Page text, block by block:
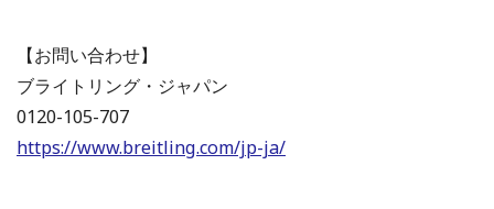
【お問い合わせ】
ブライトリング・ジャパン
0120-105-707
https://www.breitling.com/jp-ja/